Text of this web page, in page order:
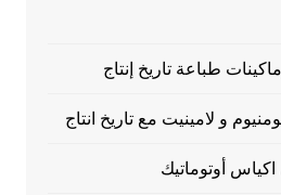
طباعة تاريخ إنتاج
و لامينيت مع تاريخ انتاج
أوتوماتيك